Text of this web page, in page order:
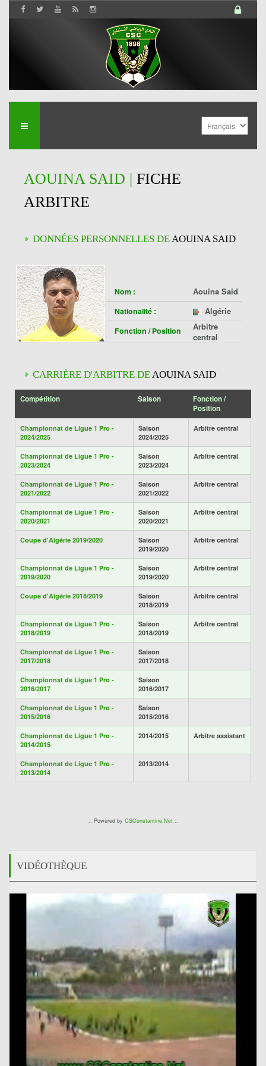
AOUINA SAID | FICHE
ARBITRE
DONNÉES PERSONNELLES DEAOUINA SAID
Nom : Aouina Said
Nationalité : Algérie
Fonction / Position
Arbitre
central
CARRIÈRE D'ARBITRE DEAOUINA SAID
Compétition Saison
Fonction /
Position
Championnat de Ligue 1 Pro -
2024/2025
Saison
2024/2025
Arbitre central
Championnat de Ligue 1 Pro -
2023/2024
Saison
2023/2024
Arbitre central
Championnat de Ligue 1 Pro -
2021/2022
Saison
2021/2022
Arbitre central
Championnat de Ligue 1 Pro -
2020/2021
Saison
2020/2021
Arbitre central
Coupe d'Algérie 2019/2020
Saison
2019/2020
Arbitre central
Championnat de Ligue 1 Pro -
2019/2020
Saison
2019/2020
Arbitre central
Coupe d'Algérie 2018/2019
Saison
2018/2019
Arbitre central
Championnat de Ligue 1 Pro -
2018/2019
Saison
2018/2019
Arbitre central
Championnat de Ligue 1 Pro -
2017/2018
Saison
2017/2018
Championnat de Ligue 1 Pro -
2016/2017
Saison
2016/2017
Championnat de Ligue 1 Pro -
2015/2016
Saison
2015/2016
Championnat de Ligue 1 Pro -
2014/2015
2014/2015 Arbitre assistant
Championnat de Ligue 1 Pro -
2013/2014
2013/2014
:: Powered by CSConstantine.Net::
VIDÉOTHÈQUE